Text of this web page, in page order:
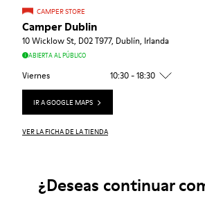
CAMPER STORE
Camper Dublin
10 Wicklow St, D02 T977, Dublín, Irlanda
ABIERTA AL PÚBLICO
Viernes 10:30 - 18:30
IR A GOOGLE MAPS
VER LA FICHA DE LA TIENDA
¿Deseas continuar